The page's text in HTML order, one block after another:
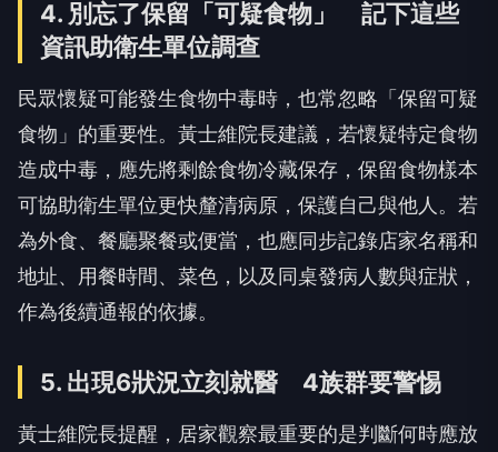
4. 別忘了保留「可疑食物」 記下這些
資訊助衛生單位調查
民眾懷疑可能發生食物中毒時，也常忽略「保留可疑
食物」的重要性。黃士維院長建議，若懷疑特定食物
造成中毒，應先將剩餘食物冷藏保存，保留食物樣本
可協助衛生單位更快釐清病原，保護自己與他人。若
為外食、餐廳聚餐或便當，也應同步記錄店家名稱和
地址、用餐時間、菜色，以及同桌發病人數與症狀，
作為後續通報的依據。
5. 出現6狀況立刻就醫 4族群要警惕
黃士維院長提醒，居家觀察最重要的是判斷何時應放